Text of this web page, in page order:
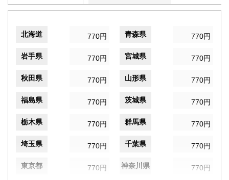
北海道 770円 青森県 770円
岩手県 770円 宮城県 770円
秋田県 770円 山形県 770円
福島県 770円 茨城県 770円
栃木県 770円 群馬県 770円
埼玉県 770円 千葉県 770円
東京都 770円 神奈川県 770円